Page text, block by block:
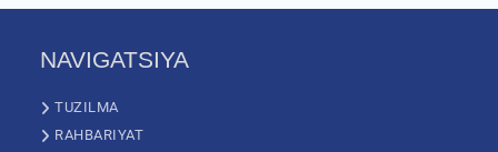
NAVIGATSIYA
TUZILMA
RAHBARIYAT